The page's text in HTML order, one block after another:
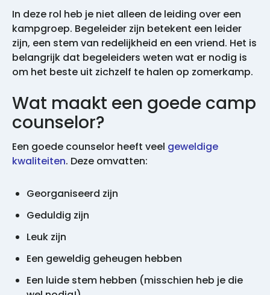
In deze rol heb je niet alleen de leiding over een
kampgroep. Begeleider zijn betekent een leider
zijn, een stem van redelijkheid en een vriend. Het is
belangrijk dat begeleiders weten wat er nodig is
om het beste uit zichzelf te halen op zomerkamp.
Wat maakt een goede camp
counselor?
Een goede counselor heeft veel geweldige
kwaliteiten. Deze omvatten:
Georganiseerd zijn
Geduldig zijn
Leuk zijn
Een geweldig geheugen hebben
Een luide stem hebben (misschien heb je die